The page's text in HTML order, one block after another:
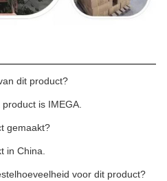
dit product?
is IMEGA.
gemaakt?
in China.
voor dit product?